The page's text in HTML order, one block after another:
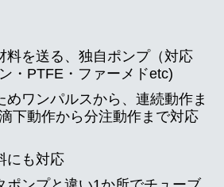
料を送る、独自ポンプ（対応
・PTFE・ファーメドetc)
めワンパルスから、連続動作ま
下動作から分注動作まで対応
にも対応